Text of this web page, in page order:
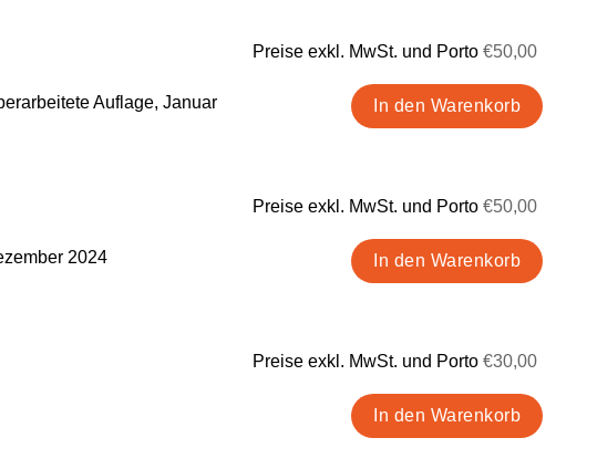
Auflage, Januar
€50,00
Preise exkl. MwSt. und Porto
2024
€50,00
Preise exkl. MwSt. und Porto
€30,00
Preise exkl. MwSt. und Porto